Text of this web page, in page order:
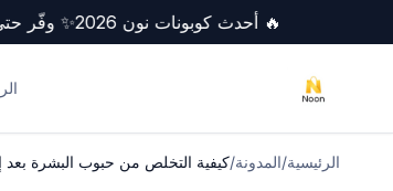
🔥 أحدث كوبونات نون 2026 ✨ وفّر
الرئيسية/المدونة/كيفية التخلص من حبوب البشرة بعد